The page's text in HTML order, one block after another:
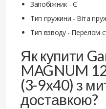
Запобіжник - Є
Тип пружини - Віта
Тип взводу - Перелом
Як купити
MAGNUM
(3-9x40) з
доставкою?